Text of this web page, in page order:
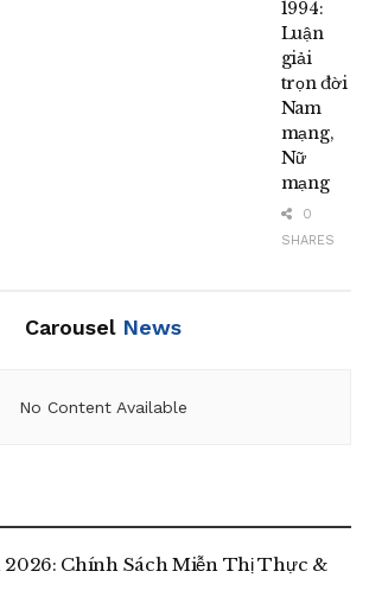
1994:
Luận
giải
trọn đời
Nam
mạng,
Nữ
mạng
0
SHARES
Carousel News
No Content Available
2026: Chính Sách Miễn Thị Thực &